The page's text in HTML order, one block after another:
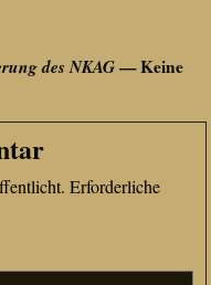
des NKAG— Keine
Erforderliche